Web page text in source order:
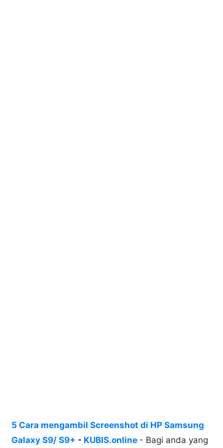
5 Cara mengambil Screenshot di HP Samsung
Galaxy S9/ S9+ - KUBIS.online - Bagi anda yang